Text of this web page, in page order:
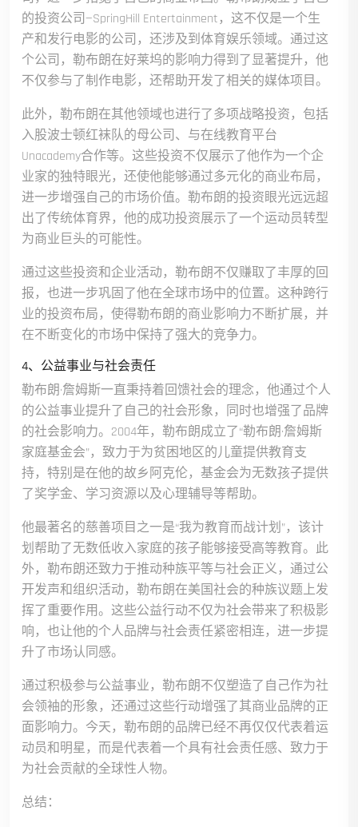
的投资公司—SpringHill Entertainment，这不仅是一个生
产和发行电影的公司，还涉及到体育娱乐领域。通过这
个公司，勒布朗在好莱坞的影响力得到了显著提升，他
不仅参与了制作电影，还帮助开发了相关的媒体项目。
此外，勒布朗在其他领域也进行了多项战略投资，包括
入股波士顿红袜队的母公司、与在线教育平台
Unacademy合作等。这些投资不仅展示了他作为一个企
业家的独特眼光，还使他能够通过多元化的商业布局，
进一步增强自己的市场价值。勒布朗的投资眼光远远超
出了传统体育界，他的成功投资展示了一个运动员转型
为商业巨头的可能性。
通过这些投资和企业活动，勒布朗不仅赚取了丰厚的回
报，也进一步巩固了他在全球市场中的位置。这种跨行
业的投资布局，使得勒布朗的商业影响力不断扩展，并
在不断变化的市场中保持了强大的竞争力。
4、公益事业与社会责任
勒布朗·詹姆斯一直秉持着回馈社会的理念，他通过个人
的公益事业提升了自己的社会形象，同时也增强了品牌
的社会影响力。2004年，勒布朗成立了“勒布朗·詹姆斯
家庭基金会”，致力于为贫困地区的儿童提供教育支
持，特别是在他的故乡阿克伦，基金会为无数孩子提供
了奖学金、学习资源以及心理辅导等帮助。
他最著名的慈善项目之一是“我为教育而战计划”，该计
划帮助了无数低收入家庭的孩子能够接受高等教育。此
外，勒布朗还致力于推动种族平等与社会正义，通过公
开发声和组织活动，勒布朗在美国社会的种族议题上发
挥了重要作用。这些公益行动不仅为社会带来了积极影
响，也让他的个人品牌与社会责任紧密相连，进一步提
升了市场认同感。
通过积极参与公益事业，勒布朗不仅塑造了自己作为社
会领袖的形象，还通过这些行动增强了其商业品牌的正
面影响力。今天，勒布朗的品牌已经不再仅仅代表着运
动员和明星，而是代表着一个具有社会责任感、致力于
为社会贡献的全球性人物。
总结：